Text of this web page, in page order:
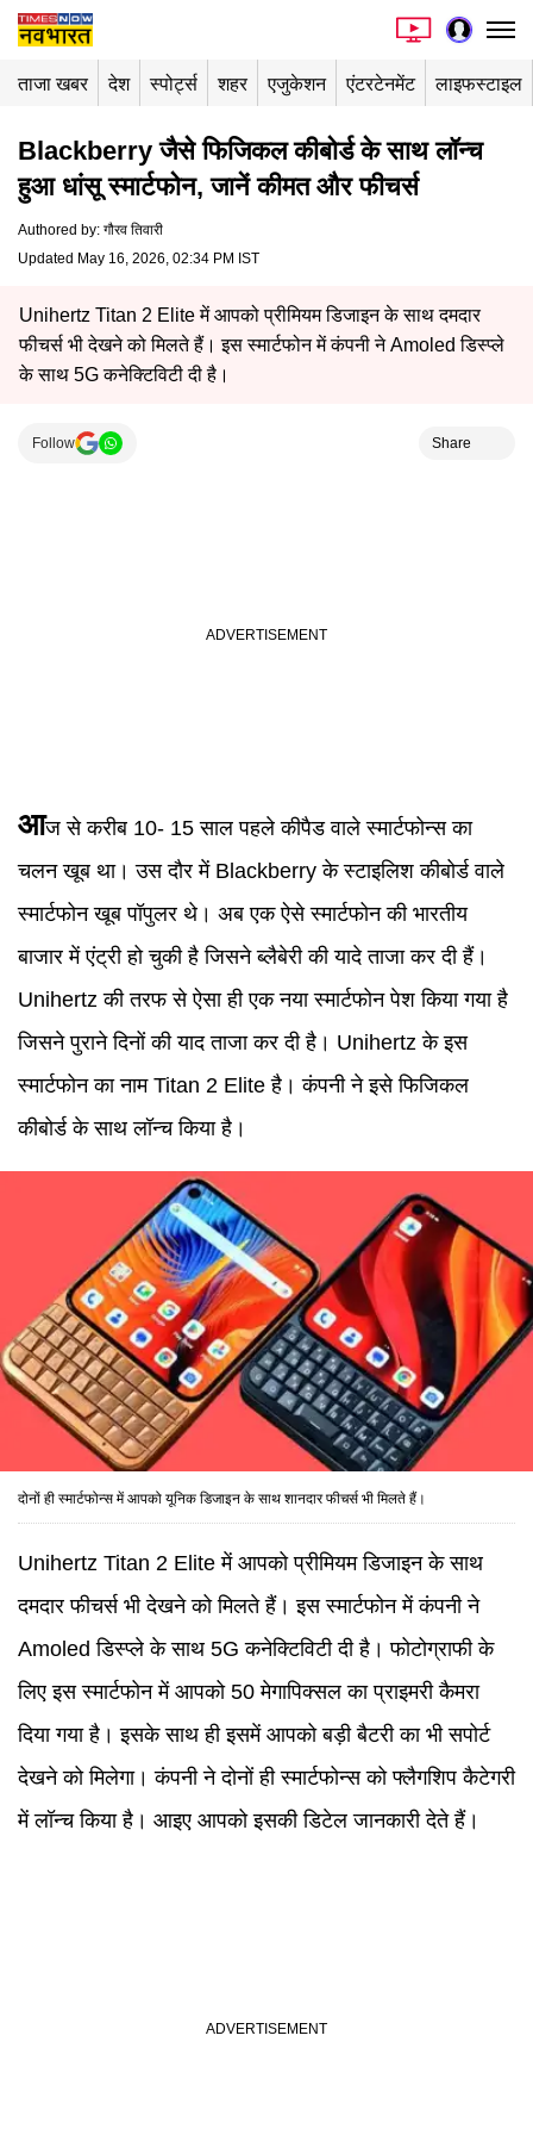
ताजा खबर देश स्पोर्ट्स शहर एजुकेशन एंटरटेनमेंट लाइफस्टाइल
Blackberry जैसे फिजिकल कीबोर्ड के साथ लॉन्च
हुआ धांसू स्मार्टफोन, जानें कीमत और फीचर्स
Authored by: गौरव तिवारी
Updated May 16, 2026, 02:34 PM IST
Unihertz Titan 2 Elite में आपको प्रीमियम डिजाइन के साथ दमदार
फीचर्स भी देखने को मिलते हैं। इस स्मार्टफोन में कंपनी ने Amoled डिस्प्ले
के साथ 5G कनेक्टिविटी दी है।
Follow Share
आज से करीब 10- 15 साल पहले कीपैड वाले स्मार्टफोन्स का
चलन खूब था। उस दौर में Blackberry के स्टाइलिश कीबोर्ड वाले
स्मार्टफोन खूब पॉपुलर थे। अब एक ऐसे स्मार्टफोन की भारतीय
बाजार में एंट्री हो चुकी है जिसने ब्लैबेरी की यादे ताजा कर दी हैं।
Unihertz की तरफ से ऐसा ही एक नया स्मार्टफोन पेश किया गया है
जिसने पुराने दिनों की याद ताजा कर दी है। Unihertz के इस
स्मार्टफोन का नाम Titan 2 Elite है। कंपनी ने इसे फिजिकल
कीबोर्ड के साथ लॉन्च किया है।
दोनों ही स्मार्टफोन्स में आपको यूनिक डिजाइन के साथ शानदार फीचर्स भी मिलते हैं।
Unihertz Titan 2 Elite में आपको प्रीमियम डिजाइन के साथ
दमदार फीचर्स भी देखने को मिलते हैं। इस स्मार्टफोन में कंपनी ने
Amoled डिस्प्ले के साथ 5G कनेक्टिविटी दी है। फोटोग्राफी के
लिए इस स्मार्टफोन में आपको 50 मेगापिक्सल का प्राइमरी कैमरा
दिया गया है। इसके साथ ही इसमें आपको बड़ी बैटरी का भी सपोर्ट
देखने को मिलेगा। कंपनी ने दोनों ही स्मार्टफोन्स को फ्लैगशिप कैटेगरी
में लॉन्च किया है। आइए आपको इसकी डिटेल जानकारी देते हैं।